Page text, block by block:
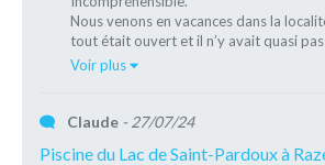
Nous venons en vacances dans la
tout était ouvert et il n’y avait quasi
Voir plus
Claude - 27/07/24
Piscine du Lac de Saint-Pardoux à